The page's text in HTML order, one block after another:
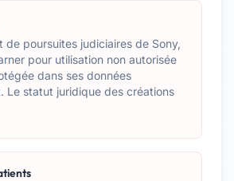
de poursuites judiciaires de Sony,
pour utilisation non autorisée
dans ses données
Le statut juridique des créations